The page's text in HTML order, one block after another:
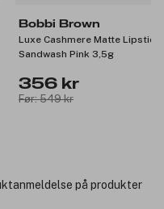
Bobbi Brown
Luxe Cashmere Matte Lipstick
Sandwash Pink 3,5g
356 kr
Før: 549 kr
på produkter